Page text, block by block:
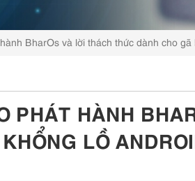
BharOs và lời thách thức dành cho
PHÁT HÀNH
LỒ